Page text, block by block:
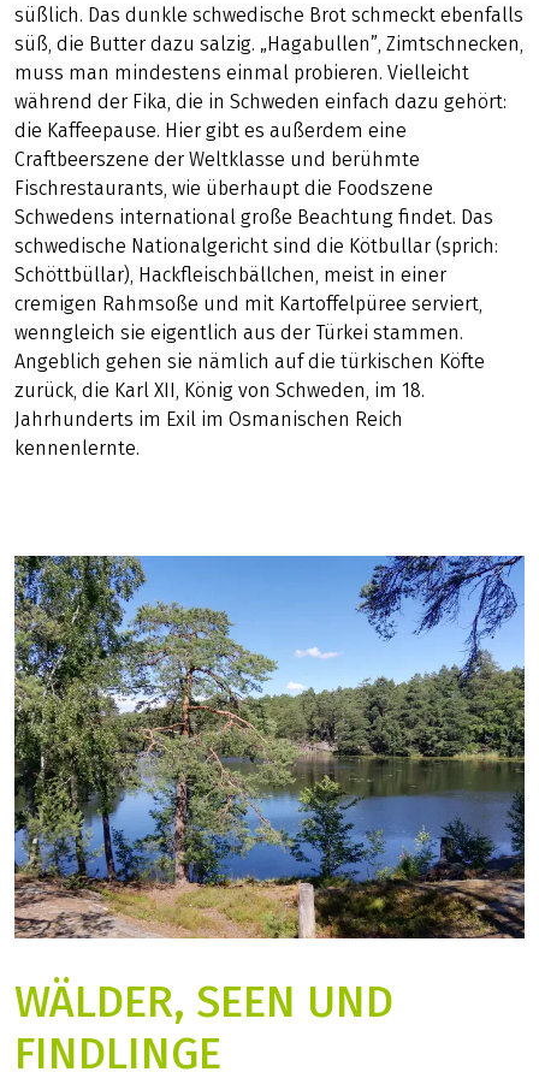
süßlich. Das dunkle schwedische Brot schmeckt ebenfalls
süß, die Butter dazu salzig. „Hagabullen”, Zimtschnecken,
muss man mindestens einmal probieren. Vielleicht
während der Fika, die in Schweden einfach dazu gehört:
die Kaffeepause. Hier gibt es außerdem eine
Craftbeerszene der Weltklasse und berühmte
Fischrestaurants, wie überhaupt die Foodszene
Schwedens international große Beachtung findet. Das
schwedische Nationalgericht sind die Kötbullar (sprich:
Schöttbüllar), Hackfleischbällchen, meist in einer
cremigen Rahmsoße und mit Kartoffelpüree serviert,
wenngleich sie eigentlich aus der Türkei stammen.
Angeblich gehen sie nämlich auf die türkischen Köfte
zurück, die Karl XII, König von Schweden, im 18.
Jahrhunderts im Exil im Osmanischen Reich
kennenlernte.
WÄLDER, SEEN UND
FINDLINGE